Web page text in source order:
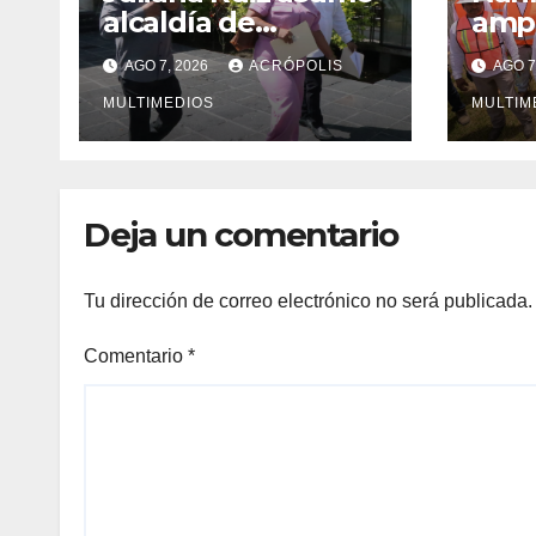
alcaldía de
Ixhuatlán del
Sureste
AGO 7, 2026 ACRÓPOLIS
MULTIMEDIOS
AGO
Deja un comentario
Tu dirección de correo electrónico no será publicada.
Comentario *